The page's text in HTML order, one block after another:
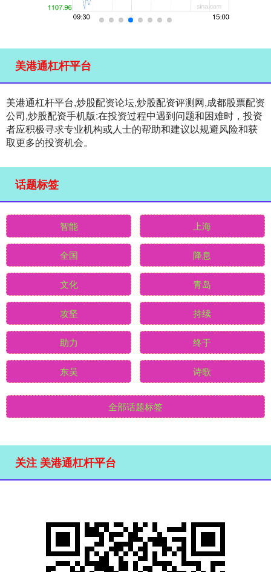
美港通杠杆平台
美港通杠杆平台,炒股配资论坛,炒股配资评测网,成都股票配资
公司,炒股配资手机版:在投资过程中遇到问题和困难时，投资
者应积极寻求专业机构或人士的帮助和建议以规避风险和获
取更多的投资机会。
话题标签
智能 上海
全国 降息
文化 青岛
攻坚 持续
助力 终于
东吴 诗歌
全部话题标签
关注 美港通杠杆平台